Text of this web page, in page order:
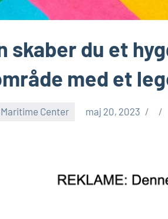
skaber du et
med et
Center maj 20, 2023